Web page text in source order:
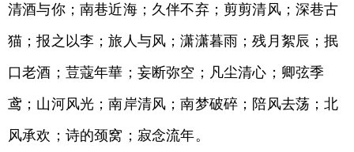
清酒与你；南巷近海；久伴不弃；剪剪清风；深巷古
猫；报之以李；旅人与风；潇潇暮雨；残月絮辰；抿
口老酒；荳蔻年華；妄断弥空；凡尘清心；卿弦季
鸢；山河风光；南岸清风；南梦破碎；陪风去荡；北
风承欢；诗的颈窝；寂念流年。